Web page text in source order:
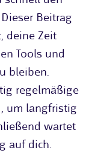
Beitrag
deine Zeit
Tools und
bleiben.
regelmäßige
um langfristig
wartet
auf dich.